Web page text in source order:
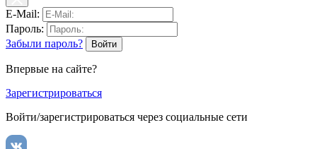
E-Mail:
Пароль:
Забыли пароль?
Впервые на сайте?
Зарегистрироваться
Войти/зарегистрироваться через социальные сети